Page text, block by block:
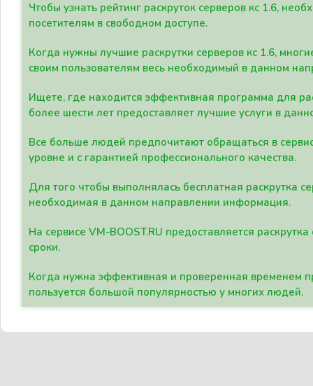
Чтобы узнать рейтинг раскруток серверов кс 1.6,
посетителям в свободном доступе.
Когда нужны лучшие раскрутки серверов кс 1.6,
своим пользователям весь необходимый в данном
Ищете, где находится эффективная программа для
более шести лет предоставляет лучшие услуги в
Все больше людей предпочитают обращаться в
уровне и с гарантией профессионального качества.
Для того чтобы выполнялась бесплатная раскрутка
необходимая в данном направлении информация.
На сервисе VM-BOOST.RU предоставляется
сроки.
Когда нужна эффективная и проверенная временем
пользуется большой популярностью у многих людей.